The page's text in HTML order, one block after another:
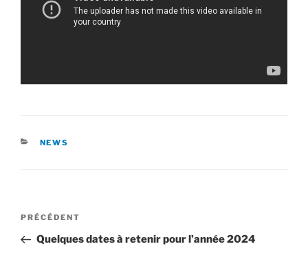
CATÉGORIES
NEWS
Navigation
l’article
Article
précédent
PRÉCÉDENT
Quelques dates à retenir pour l’année 2024